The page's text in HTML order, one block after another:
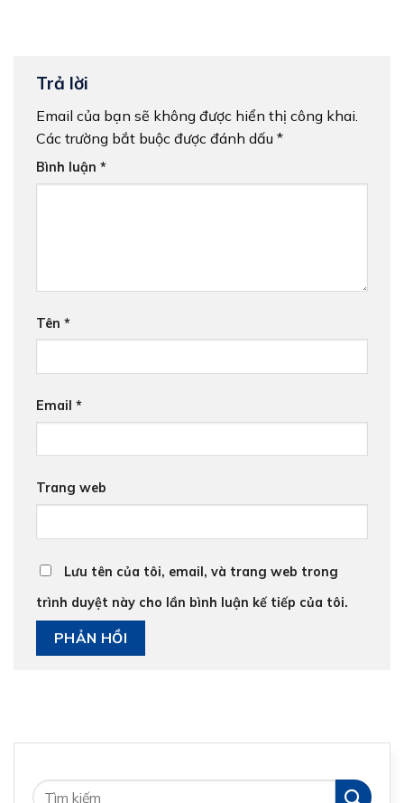
Trả lời
Email của bạn sẽ không được hiển thị công khai.
Các trường bắt buộc được đánh dấu *
Bình luận *
Tên *
Email *
Trang web
Lưu tên của tôi, email, và trang web trong
trình duyệt này cho lần bình luận kế tiếp của tôi.